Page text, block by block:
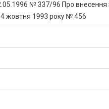
№ 337/96 Про внесення
жовтня 1993 року № 456